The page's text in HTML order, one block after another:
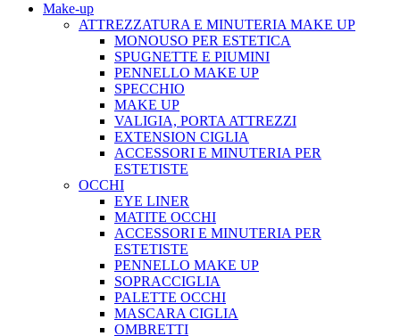
Make-up
ATTREZZATURA E MINUTERIA MAKE UP
MONOUSO PER ESTETICA
SPUGNETTE E PIUMINI
PENNELLO MAKE UP
SPECCHIO
MAKE UP
VALIGIA, PORTA ATTREZZI
EXTENSION CIGLIA
ACCESSORI E MINUTERIA PER
ESTETISTE
OCCHI
EYE LINER
MATITE OCCHI
ACCESSORI E MINUTERIA PER
ESTETISTE
PENNELLO MAKE UP
SOPRACCIGLIA
PALETTE OCCHI
MASCARA CIGLIA
OMBRETTI